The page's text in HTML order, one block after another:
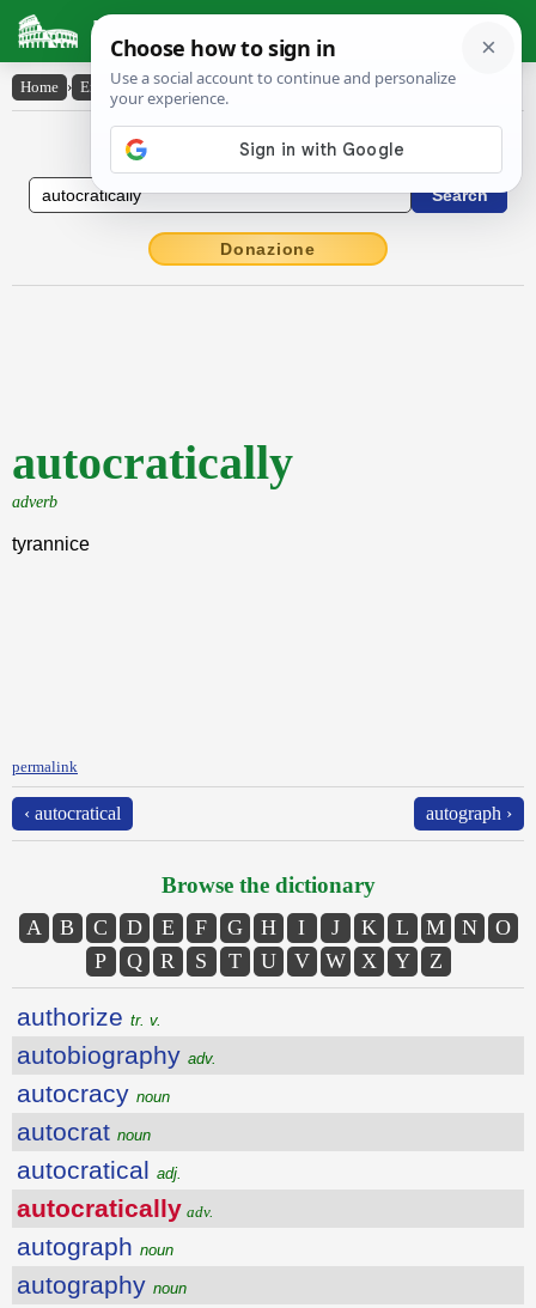
Latin Dictionary
Home › English-Latin › autocratically
English to Latin Dictionary
Donazione
autocratically
adverb
tyrannice
permalink
‹ autocratical autograph ›
Browse the dictionary
A B C D E F G H I J K L M N
O
P
Q R S T U V W X Y Z
authorize tr. v.
autobiography adv.
autocracy noun
autocrat noun
autocratical adj.
autocratically adv.
autograph noun
autography noun